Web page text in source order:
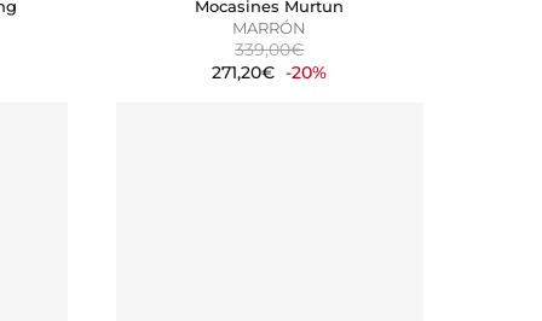
Mocasines Murtun
MARRÓN
339,00€
271,20€ -20%